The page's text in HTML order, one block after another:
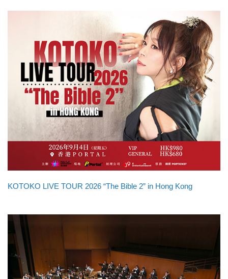
KOTOKO LIVE TOUR 2026 “The Bible 2” in Hong Kong